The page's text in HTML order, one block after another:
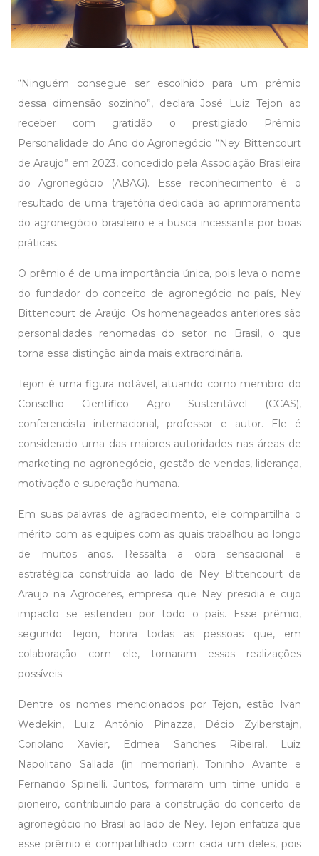
“Ninguém consegue ser escolhido para um prêmio
dessa dimensão sozinho”, declara José Luiz Tejon ao
receber com gratidão o prestigiado Prêmio
Personalidade do Ano do Agronegócio “Ney Bittencourt
de Araujo” em 2023, concedido pela Associação Brasileira
do Agronegócio (ABAG). Esse reconhecimento é o
resultado de uma trajetória dedicada ao aprimoramento
do agronegócio brasileiro e a busca incessante por boas
práticas.
O prêmio é de uma importância única, pois leva o nome
do fundador do conceito de agronegócio no país, Ney
Bittencourt de Araújo. Os homenageados anteriores são
personalidades renomadas do setor no Brasil, o que
torna essa distinção ainda mais extraordinária.
Tejon é uma figura notável, atuando como membro do
Conselho Científico Agro Sustentável (CCAS),
conferencista internacional, professor e autor. Ele é
considerado uma das maiores autoridades nas áreas de
marketing no agronegócio, gestão de vendas, liderança,
motivação e superação humana.
Em suas palavras de agradecimento, ele compartilha o
mérito com as equipes com as quais trabalhou ao longo
de muitos anos. Ressalta a obra sensacional e
estratégica construída ao lado de Ney Bittencourt de
Araujo na Agroceres, empresa que Ney presidia e cujo
impacto se estendeu por todo o país. Esse prêmio,
segundo Tejon, honra todas as pessoas que, em
colaboração com ele, tornaram essas realizações
possíveis.
Dentre os nomes mencionados por Tejon, estão Ivan
Wedekin, Luiz Antônio Pinazza, Décio Zylberstajn,
Coriolano Xavier, Edmea Sanches Ribeiral, Luiz
Napolitano Sallada (in memorian), Toninho Avante e
Fernando Spinelli. Juntos, formaram um time unido e
pioneiro, contribuindo para a construção do conceito de
agronegócio no Brasil ao lado de Ney. Tejon enfatiza que
esse prêmio é compartilhado com cada um deles, pois